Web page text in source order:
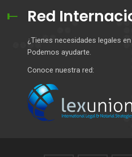
Red
¿Tienes necesidades legales
Podemos ayudarte.
Conoce nuestra red: